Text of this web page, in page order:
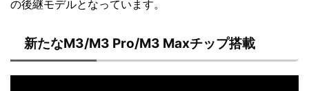
の後継モデルとなっています。
新たなM3/M3 Pro/M3 Maxチップ搭載